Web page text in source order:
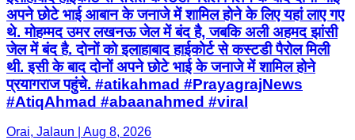
अपने छोटे भाई आबान के जनाजे में शामिल होने के लिए यहां लाए गए
थे. मोहम्मद उमर लखनऊ जेल में बंद है, जबकि अली अहमद झांसी
जेल में बंद है. दोनों को इलाहाबाद हाईकोर्ट से कस्टडी पैरोल मिली
थी. इसी के बाद दोनों अपने छोटे भाई के जनाजे में शामिल होने
प्रयागराज पहुंचे. #atikahmad #PrayagrajNews
#AtiqAhmad #abaanahmed #viral
Orai, Jalaun | Aug 8, 2026